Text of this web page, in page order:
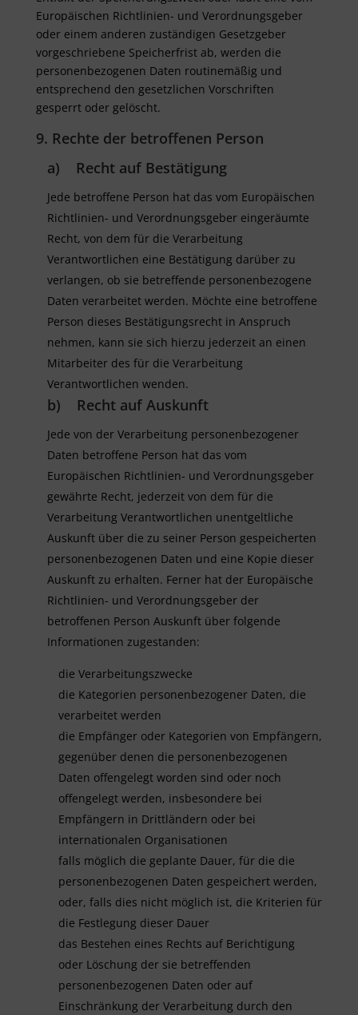
Europäischen Richtlinien- und Verordnungsgeber
oder einem anderen zuständigen Gesetzgeber
vorgeschriebene Speicherfrist ab, werden die
personenbezogenen Daten routinemäßig und
entsprechend den gesetzlichen Vorschriften
gesperrt oder gelöscht.
9. Rechte der betroffenen Person
a) Recht auf Bestätigung
Jede betroffene Person hat das vom Europäischen
Richtlinien- und Verordnungsgeber eingeräumte
Recht, von dem für die Verarbeitung
Verantwortlichen eine Bestätigung darüber zu
verlangen, ob sie betreffende personenbezogene
Daten verarbeitet werden. Möchte eine betroffene
Person dieses Bestätigungsrecht in Anspruch
nehmen, kann sie sich hierzu jederzeit an einen
Mitarbeiter des für die Verarbeitung
Verantwortlichen wenden.
b) Recht auf Auskunft
Jede von der Verarbeitung personenbezogener
Daten betroffene Person hat das vom
Europäischen Richtlinien- und Verordnungsgeber
gewährte Recht, jederzeit von dem für die
Verarbeitung Verantwortlichen unentgeltliche
Auskunft über die zu seiner Person gespeicherten
personenbezogenen Daten und eine Kopie dieser
Auskunft zu erhalten. Ferner hat der Europäische
Richtlinien- und Verordnungsgeber der
betroffenen Person Auskunft über folgende
Informationen zugestanden:
die Verarbeitungszwecke
die Kategorien personenbezogener Daten, die
verarbeitet werden
die Empfänger oder Kategorien von Empfängern,
gegenüber denen die personenbezogenen
Daten offengelegt worden sind oder noch
offengelegt werden, insbesondere bei
Empfängern in Drittländern oder bei
internationalen Organisationen
falls möglich die geplante Dauer, für die die
personenbezogenen Daten gespeichert werden,
oder, falls dies nicht möglich ist, die Kriterien für
die Festlegung dieser Dauer
das Bestehen eines Rechts auf Berichtigung
oder Löschung der sie betreffenden
personenbezogenen Daten oder auf
Einschränkung der Verarbeitung durch den